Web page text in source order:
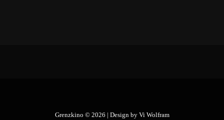
Grenzkino © 2026 | Design by Vi Wolfram